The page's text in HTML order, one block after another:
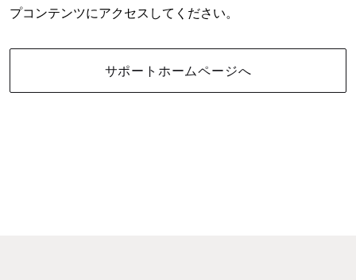
プコンテンツにアクセスしてください。
サポートホームページへ